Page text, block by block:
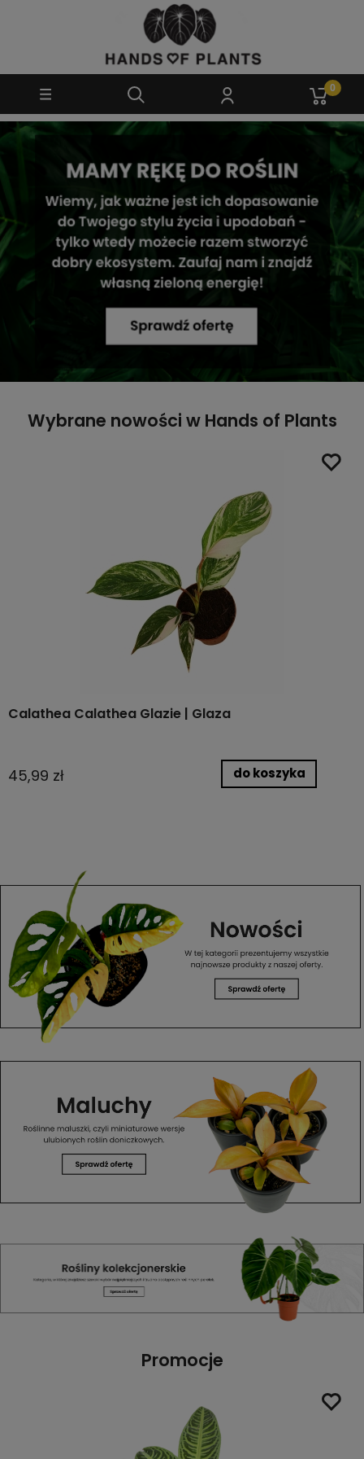
Wybrane nowości w Hands of Plants
Calathea Calathea Glazie | Glaza
45,99 zł do koszyka
Promocje